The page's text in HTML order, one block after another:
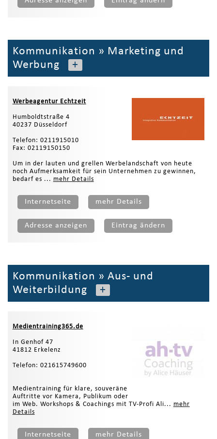
Kommunikation » Marketing und
Werbung
+
Werbeagentur Echtzeit
Humboldtstraße 4
40237 Düsseldorf
Telefon: 0211915010
Fax: 02119150150
Um in der lauten und grellen Werbelandschaft von heute
noch Aufmerksamkeit für sein Unternehmen zu gewinnen,
bedarf es ... mehr Details
Internetseite mehr Details
Adresse anzeigen Eintrag ändern
Kommunikation » Aus- und
Weiterbildung
+
Medientraining365.de
In Genhof 47
41812 Erkelenz
Telefon: 021615749600
Medientraining für klare, souveräne
Auftritte vor Kamera, Publikum oder
im Web. Workshops & Coachings mit TV-Profi Ali... mehr
Details
Internetseite mehr Details